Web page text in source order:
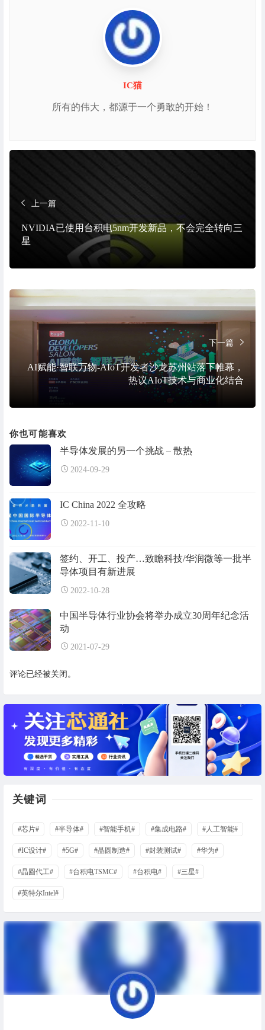
IC猫
所有的伟大，都源于一个勇敢的开始！
上一篇
NVIDIA已使用台积电5nm开发新品，不会完全转向三
星
下一篇
AI赋能·智联万物-AIoT开发者沙龙苏州站落下帷幕，
热议AIoT技术与商业化结合
你也可能喜欢
半导体发展的另一个挑战 – 散热
2024-09-29
IC China 2022 全攻略
2022-11-10
签约、开工、投产…致瞻科技/华润微等一批半
导体项目有新进展
2022-10-28
中国半导体行业协会将举办成立30周年纪念活
动
2021-07-29
评论已经被关闭。
关键词
#芯片# #半导体# #智能手机# #集成电路# #人工智能#
#IC设计# #5G# #晶圆制造# #封装测试# #华为#
#晶圆代工# #台积电TSMC# #台积电# #三星#
#英特尔Intel#